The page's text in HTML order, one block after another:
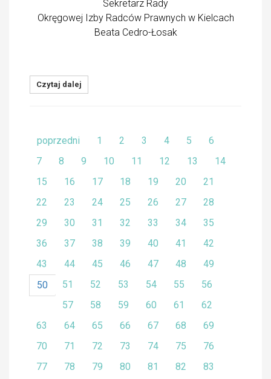
Sekretarz Rady
Okręgowej Izby Radców Prawnych w Kielcach
Beata Cedro-Łosak
Czytaj dalej
poprzedni 1 2 3 4 5
6
7
8 9 10 11 12 13
14
15
16 17 18 19 20
21
22
23 24 25 26 27
28
29
30 31 32 33 34
35
36
37 38 39 40 41
42
43
44 45 46 47 48
49
50
51 52 53 54 55
56
57
58 59 60 61
62
63
64 65 66 67 68
69
70
71 72 73 74 75
76
77
78 79 80 81 82 83